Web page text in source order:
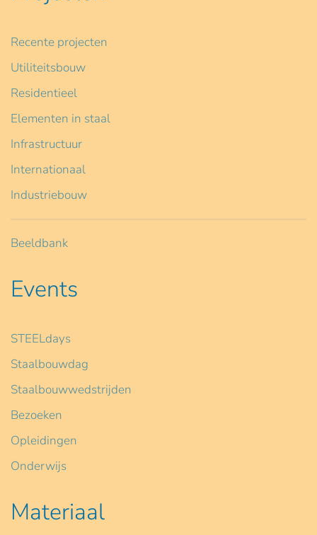
Recente projecten
Utiliteitsbouw
Residentieel
Elementen in staal
Infrastructuur
Internationaal
Industriebouw
Beeldbank
Events
STEELdays
Staalbouwdag
Staalbouwwedstrijden
Bezoeken
Opleidingen
Onderwijs
Materiaal